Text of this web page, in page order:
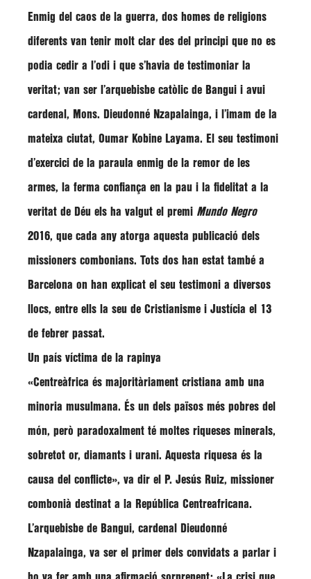
Enmig del caos de la guerra, dos homes de religions
diferents van tenir molt clar des del principi que no es
podia cedir a l’odi i que s’havia de testimoniar la
veritat; van ser l’arquebisbe catòlic de Bangui i avui
cardenal, Mons. Dieudonné Nzapalainga, i l’imam de la
mateixa ciutat, Oumar Kobine Layama. El seu testimoni
d’exercici de la paraula enmig de la remor de les
armes, la ferma confiança en la pau i la fidelitat a la
veritat de Déu els ha valgut el premi Mundo Negro
2016, que cada any atorga aquesta publicació dels
missioners combonians. Tots dos han estat també a
Barcelona on han explicat el seu testimoni a diversos
llocs, entre ells la seu de Cristianisme i Justícia el 13
de febrer passat.
Un país víctima de la rapinya
«Centreàfrica és majoritàriament cristiana amb una
minoria musulmana. És un dels països més pobres del
món, però paradoxalment té moltes riqueses minerals,
sobretot or, diamants i urani. Aquesta riquesa és la
causa del conflicte», va dir el P. Jesús Ruiz, missioner
combonià destinat a la República Centreafricana.
L’arquebisbe de Bangui, cardenal Dieudonné
Nzapalainga, va ser el primer dels convidats a parlar i